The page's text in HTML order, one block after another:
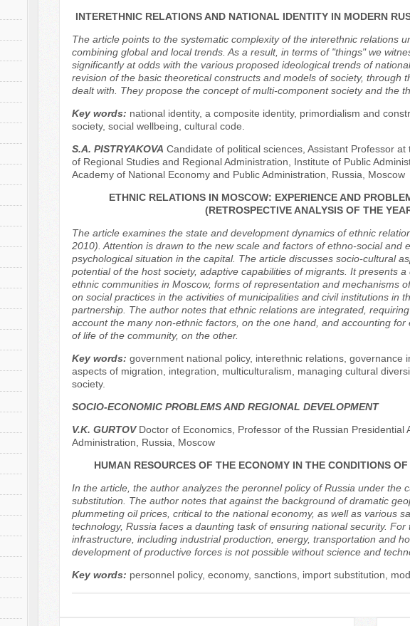
INTERETHNIC RELATIONS AND NATIONAL IDENTITY IN MODERN
The article points to the systematic complexity of the interethnic relations
combining global and local trends. As a result, in terms of "things" we
significantly at odds with the various proposed ideological trends of
revision of the basic theoretical constructs and models of society, through
dealt with. They propose the concept of multi-component society and the
Key words: national identity, a composite identity, primordialism and
society, social wellbeing, cultural code.
S.А. PISTRYAKOVA Candidate of political sciences, Assistant Professor
of Regional Studies and Regional Administration, Institute of Public
Academy of National Economy and Public Administration, Russia, Moscow
ETHNIC RELATIONS IN MOSCOW: EXPERIENCE AND
(RETROSPECTIVE ANALYSIS OF THE
The article examines the state and development dynamics of ethnic
2010). Attention is drawn to the new scale and factors of ethno-social and
psychological situation in the capital. The article discusses socio-cultural
potential of the host society, adaptive capabilities of migrants. It presents
ethnic communities in Moscow, forms of representation and mechanisms
on social practices in the activities of municipalities and civil institutions in
partnership. The author notes that ethnic relations are integrated,
account the many non-ethnic factors, on the one hand, and accounting
of life of the community, on the other.
Key words: government national policy, interethnic relations,
aspects of migration, integration, multiculturalism, managing cultural
society.
SOCIO-ECONOMIC PROBLEMS AND REGIONAL DEVELOPMENT
V.K. GURTOVDoctor of Economics, Professor of the Russian Presidential
Administration, Russia, Moscow
HUMAN RESOURCES OF THE ECONOMY IN THE CONDITIONS
In the article, the author analyzes the peronnel policy of Russia under the
substitution. The author notes that against the background of dramatic
plummeting oil prices, critical to the national economy, as well as various
technology, Russia faces a daunting task of ensuring national security.
infrastructure, including industrial production, energy, transportation and
development of productive forces is not possible without science and
Key words: personnel policy, economy, sanctions, import substitution,